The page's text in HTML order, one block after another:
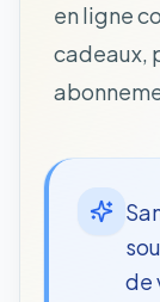
en ligne
cadeaux,
de